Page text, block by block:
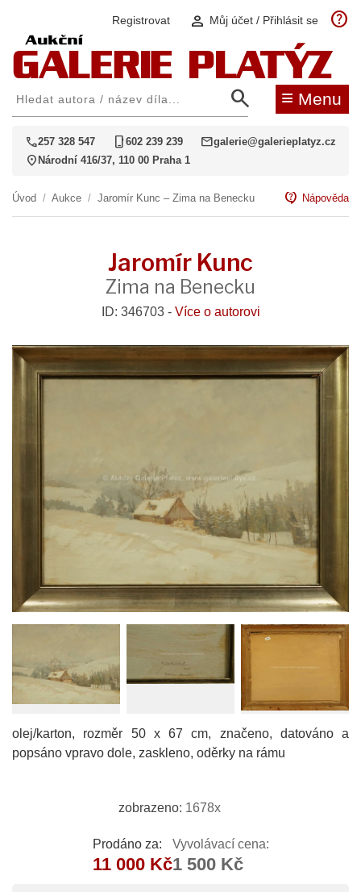
Registrovat person Můj účet / Přihlásit se help
search ≡ Menu
call257 328 547 phone_iphone602 239 239 mailgalerie@galerieplatyz.cz
location_on Národní 416/37, 110 00 Praha 1
Úvod / Aukce / Jaromír Kunc – Zima na Benecku contact_support Nápověda
Jaromír Kunc
Zima na Benecku
ID: 346703 - Více o autorovi
olej/karton, rozměr 50 x 67 cm, značeno, datováno a
popsáno vpravo dole, zaskleno, oděrky na rámu
zobrazeno: 1678x
Prodáno za:
11 000 Kč
Vyvolávací cena:
1 500 Kč